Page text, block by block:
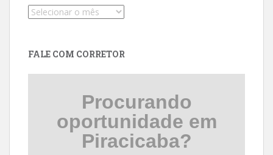
Pesquise
FALE COM CORRETOR
Procurando
oportunidade em
Piracicaba?